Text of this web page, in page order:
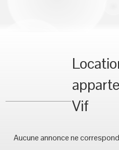
Notre région
Vif
Aucune annonce ne